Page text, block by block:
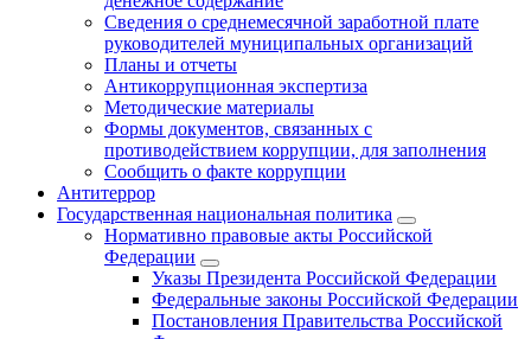
Сведения о среднемесячной заработной плате
руководителей муниципальных организаций
Планы и отчеты
Антикоррупционная экспертиза
Методические материалы
Формы документов, связанных с
противодействием коррупции, для заполнения
Сообщить о факте коррупции
Антитеррор
Государственная национальная политика
Нормативно правовые акты Российской
Федерации
Указы Президента Российской Федерации
Федеральные законы Российской Федерации
Постановления Правительства Российской